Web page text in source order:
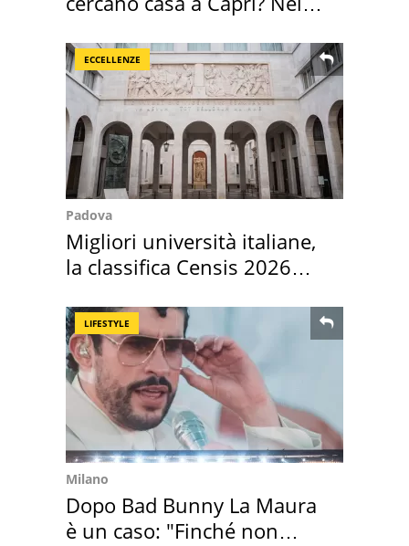
ECCELLENZE
Padova
Migliori università italiane,
la classifica Censis 2026
LIFESTYLE
Milano
Dopo Bad Bunny La Maura
è un caso: "Finché non